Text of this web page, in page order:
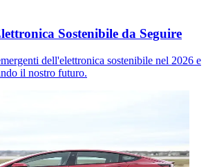
Sostenibile da Seguire
dell'elettronica sostenibile nel 2026 e
il nostro futuro.